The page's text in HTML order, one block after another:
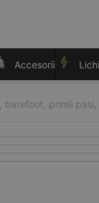
Accesorii
barefoot, primii